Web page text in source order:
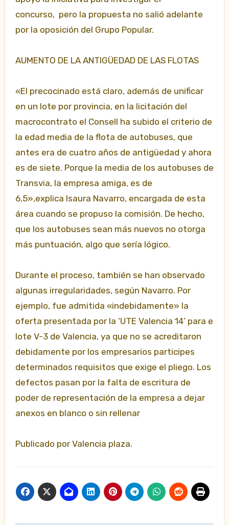
concurso, pero la propuesta no salió adelante
por la oposición del Grupo Popular.
AUMENTO DE LA ANTIGÜEDAD DE LAS FLOTAS
«El precocinado está claro, además de unificar
en un lote por provincia, en la licitación del
macrocontrato el Consell ha subido el criterio de
la edad media de la flota de autobuses, que
antes era de cuatro años de antigüedad y ahora
es de siete. Porque la media de los autobuses de
Transvia, la empresa amiga, es de
6,5»,explica Isaura Navarro, encargada de esta
área cuando se propuso la comisión. De hecho,
que los autobuses sean más nuevos no otorga
más puntuación, algo que sería lógico.
Durante el proceso, también se han observado
algunas irregularidades, según Navarro. Por
ejemplo, fue admitida «indebidamente» la
oferta presentada por la ‘UTE Valencia 14’ para e
lote V-3 de Valencia, ya que no se acreditaron
debidamente por los empresarios participes
determinados requisitos que exige el pliego. Los
defectos pasan por la falta de escritura de
poder de representación de la empresa a dejar
anexos en blanco o sin rellenar
Publicado por Valencia plaza.